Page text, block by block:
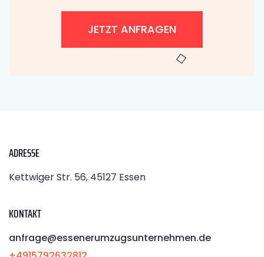
JETZT ANFRAGEN
ADRESSE
Kettwiger Str. 56, 45127 Essen
KONTAKT
anfrage@essenerumzugsunternehmen.de